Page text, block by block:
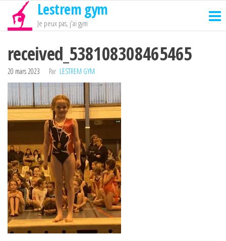
Passer
contenu
Lestrem gym
Je peux pas, j'ai gym
received_538108308465465
20 mars 2023 Par LESTREM GYM